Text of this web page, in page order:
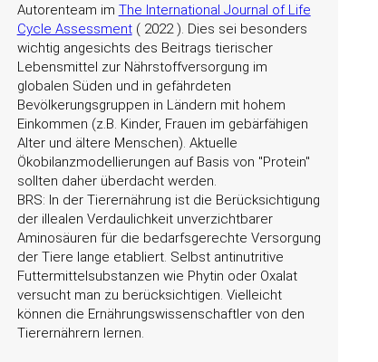
Autorenteam im The International Journal of Life
Cycle Assessment( 2022 ). Dies sei besonders
wichtig angesichts des Beitrags tierischer
Lebensmittel zur Nährstoffversorgung im
globalen Süden und in gefährdeten
Bevölkerungsgruppen in Ländern mit hohem
Einkommen (z.B. Kinder, Frauen im gebärfähigen
Alter und ältere Menschen). Aktuelle
Ökobilanzmodellierungen auf Basis von
Protein
sollten daher überdacht werden.
BRS: In der Tierernährung ist die Berücksichtigung
der illealen Verdaulichkeit unverzichtbarer
Aminosäuren für die bedarfsgerechte Versorgung
der Tiere lange etabliert. Selbst antinutritive
Futtermittelsubstanzen wie Phytin oder Oxalat
versucht man zu berücksichtigen. Vielleicht
können die Ernährungswissenschaftler von den
Tierernährern lernen.